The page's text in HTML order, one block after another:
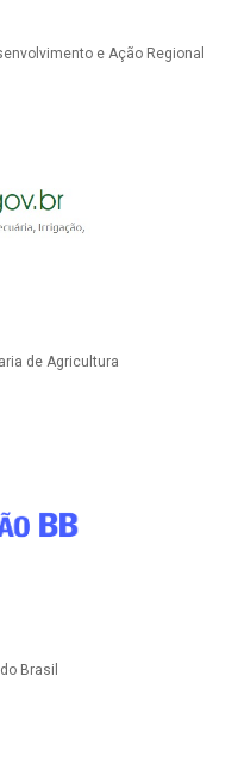
e Ação Regional
de Agricultura
Brasil